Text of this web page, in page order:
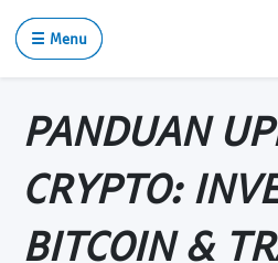
☰ Menu
PANDUAN
CRYPTO:
BITCOIN &